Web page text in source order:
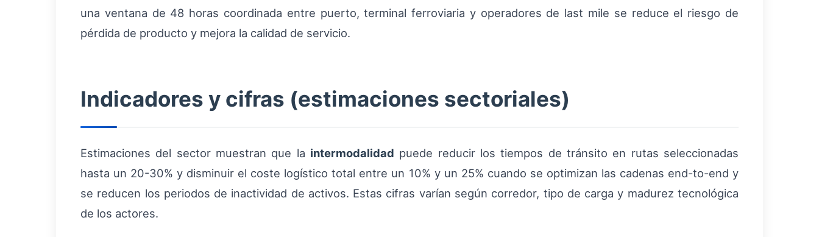
una ventana de 48 horas coordinada entre puerto, terminal ferroviaria y operadores de last mile se reduce el riesgo de
pérdida de producto y mejora la calidad de servicio.
Indicadores y cifras (estimaciones sectoriales)
Estimaciones del sector muestran que la intermodalidad puede reducir los tiempos de tránsito en rutas seleccionadas
hasta un 20-30% y disminuir el coste logístico total entre un 10% y un 25% cuando se optimizan las cadenas end-to-end y
se reducen los periodos de inactividad de activos. Estas cifras varían según corredor, tipo de carga y madurez tecnológica
de los actores.